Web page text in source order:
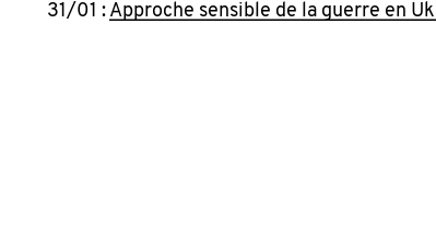
31/01 : Approche sensible de la guerre en